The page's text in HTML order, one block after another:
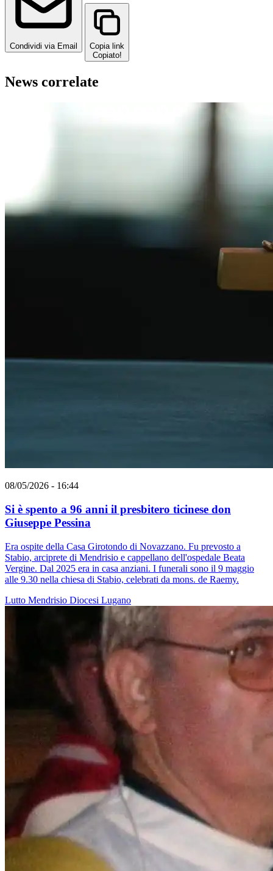
Condividi via Email
Copia link
Copiato!
News correlate
08/05/2026 - 16:44
Si è spento a 96 anni il presbitero ticinese don
Giuseppe Pessina
Era ospite della Casa Girotondo di Novazzano. Fu prevosto a
Stabio, arciprete di Mendrisio e cappellano dell'ospedale Beata
Vergine. Dal 2025 era in casa anziani. I funerali sono il 9 maggio
alle 9.30 nella chiesa di Stabio, celebrati da mons. de Raemy.
Lutto Mendrisio Diocesi Lugano